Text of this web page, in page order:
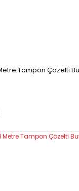
Tampon Çözelti